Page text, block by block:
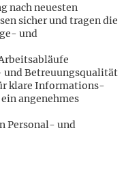
nach neuesten
sicher und tragen die
und
und Betreuungsqualität
klare Informations-
angenehmes
Personal- und